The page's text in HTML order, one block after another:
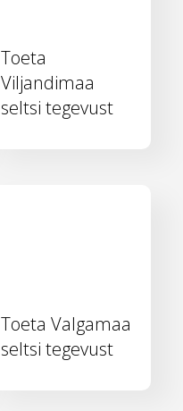
Toeta
Viljandimaa
seltsi tegevust
Toeta Valgamaa
seltsi tegevust